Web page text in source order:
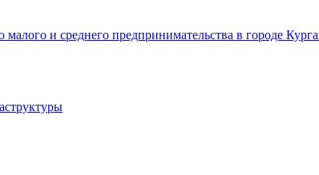
и среднего предпринимательства в городе